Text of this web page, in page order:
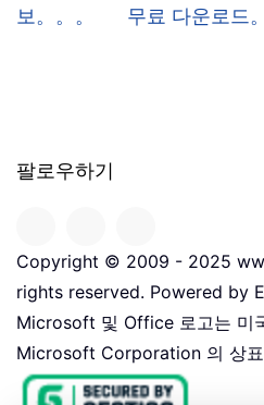
보。。。
무료 다운로드
팔로우하기
Copyright © 2009 - 2025
rights reserved. Powered by
Microsoft 및 Office 로고는 미
Microsoft Corporation 의 상표